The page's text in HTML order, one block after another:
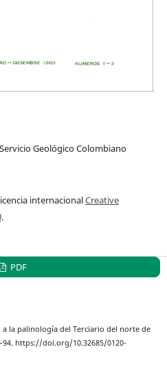
Geológico Colombiano
internacionalCreative
.
PDF
a la palinología del Terciario del norte de
https://doi.org/10.32685/0120-